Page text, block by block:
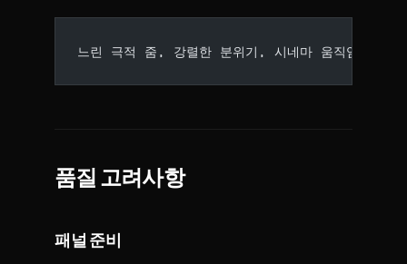
느린 극적 줌, 강렬한 분위기, 시네마 움직임
품질 고려사항
패널 준비